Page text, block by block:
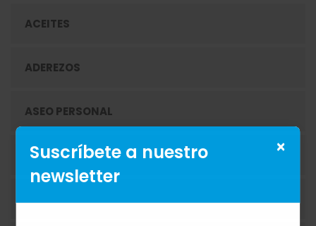
ACEITES
ADEREZOS
ASEO PERSONAL
AZÚCAR ×
Suscríbete a nuestro
newsletter